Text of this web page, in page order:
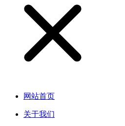
网站首页
关于我们